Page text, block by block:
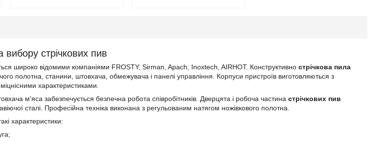
стрічкових пив
широко відомими компаніями FROSTY, Sirman, Apach, Inoxtech, AIRHOT. Конструктивно стрічкова пила
полотна, станини, штовхача, обмежувача і панелі управління. Корпуси пристроїв виготовляються з
характеристиками.
м'яса забезпечується безпечна робота співробітників. Дверцята і робоча частина стрічкових пив
сталі. Професійна техніка виконана з регульованим натягом ножівкового полотна.
характеристики: